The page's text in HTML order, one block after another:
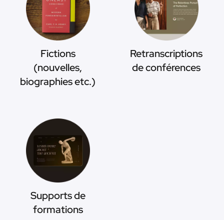
Fictions
(nouvelles,
biographies etc.)
Retranscriptions
de conférences
Supports de
formations